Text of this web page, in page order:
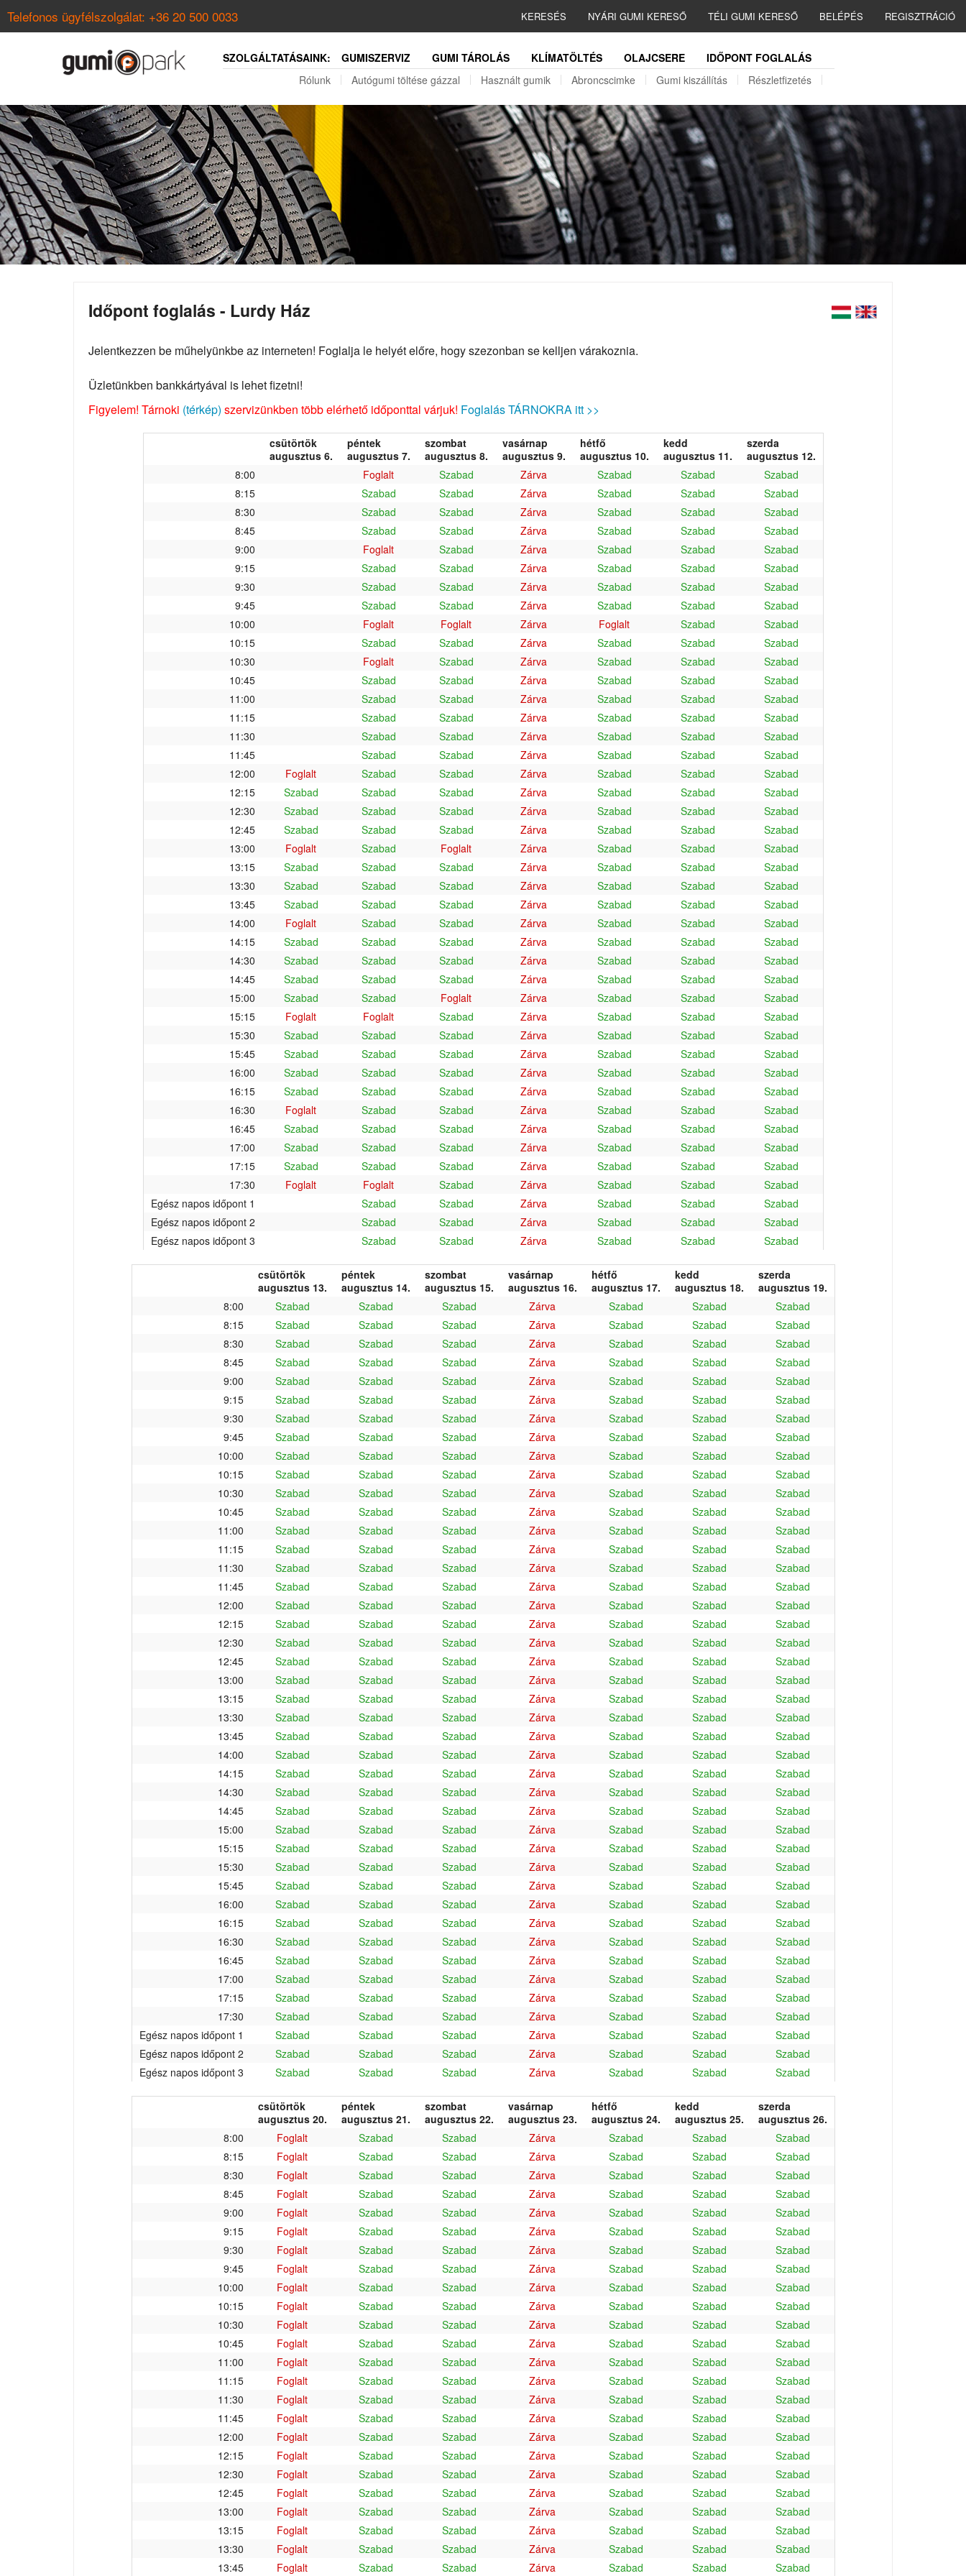
Telefonos ügyfélszolgálat: +36 20 500 0033 KERESÉS NYÁRI GUMI KERESŐ TÉLI GUMI KERESŐ BELÉPÉS REGISZTRÁCIÓ
SZOLGÁLTATÁSAINK: GUMISZERVIZ GUMI TÁROLÁS KLÍMATÖLTÉS OLAJCSERE
IDŐPONT FOGLALÁS
Rólunk
Autógumi töltése gázzal Használt gumik Abroncscimke Gumi kiszállítás Részletfizetés
Időpont foglalás - Lurdy Ház
Jelentkezzen be műhelyünkbe az interneten! Foglalja le helyét előre, hogy szezonban se kelljen várakoznia.
Üzletünkben bankkártyával is lehet fizetni!
Figyelem! Tárnoki (térkép) szervizünkben több elérhető időponttal várjuk! Foglalás TÁRNOKRA itt >>
csütörtök
augusztus 6.
péntek
augusztus 7.
szombat
augusztus 8.
vasárnap
augusztus 9.
hétfő
augusztus 10.
kedd
augusztus 11.
szerda
augusztus 12.
8:00
Foglalt Szabad Zárva Szabad Szabad
Szabad
8:15
Szabad Szabad Zárva Szabad Szabad
Szabad
8:30
Szabad Szabad Zárva Szabad Szabad
Szabad
8:45
Szabad Szabad Zárva Szabad Szabad
Szabad
9:00
Foglalt Szabad Zárva Szabad Szabad
Szabad
9:15
Szabad Szabad Zárva Szabad Szabad
Szabad
9:30
Szabad Szabad Zárva Szabad Szabad
Szabad
9:45
Szabad Szabad Zárva Szabad Szabad
Szabad
10:00
Foglalt Foglalt Zárva Foglalt Szabad
Szabad
10:15
Szabad Szabad Zárva Szabad Szabad
Szabad
10:30
Foglalt Szabad Zárva Szabad Szabad
Szabad
10:45
Szabad Szabad Zárva Szabad Szabad
Szabad
11:00
Szabad Szabad Zárva Szabad Szabad
Szabad
11:15
Szabad Szabad Zárva Szabad Szabad
Szabad
11:30
Szabad Szabad Zárva Szabad Szabad
Szabad
11:45
Szabad Szabad Zárva Szabad Szabad
Szabad
12:00
Foglalt Szabad Szabad Zárva Szabad Szabad
Szabad
12:15
Szabad Szabad Szabad Zárva Szabad Szabad
Szabad
12:30
Szabad Szabad Szabad Zárva Szabad Szabad
Szabad
12:45
Szabad Szabad Szabad Zárva Szabad Szabad
Szabad
13:00
Foglalt Szabad Foglalt Zárva Szabad Szabad
Szabad
13:15
Szabad Szabad Szabad Zárva Szabad Szabad
Szabad
13:30
Szabad Szabad Szabad Zárva Szabad Szabad
Szabad
13:45
Szabad Szabad Szabad Zárva Szabad Szabad
Szabad
14:00
Foglalt Szabad Szabad Zárva Szabad Szabad
Szabad
14:15
Szabad Szabad Szabad Zárva Szabad Szabad
Szabad
14:30
Szabad Szabad Szabad Zárva Szabad Szabad
Szabad
14:45
Szabad Szabad Szabad Zárva Szabad Szabad
Szabad
15:00
Szabad Szabad Foglalt Zárva Szabad Szabad
Szabad
15:15
Foglalt Foglalt Szabad Zárva Szabad Szabad
Szabad
15:30
Szabad Szabad Szabad Zárva Szabad Szabad
Szabad
15:45
Szabad Szabad Szabad Zárva Szabad Szabad
Szabad
16:00
Szabad Szabad Szabad Zárva Szabad Szabad
Szabad
16:15
Szabad Szabad Szabad Zárva Szabad Szabad
Szabad
16:30
Foglalt Szabad Szabad Zárva Szabad Szabad
Szabad
16:45
Szabad Szabad Szabad Zárva Szabad Szabad
Szabad
17:00
Szabad Szabad Szabad Zárva Szabad Szabad
Szabad
17:15
Szabad Szabad Szabad Zárva Szabad Szabad
Szabad
17:30
Foglalt Foglalt Szabad Zárva Szabad Szabad
Szabad
Egész napos időpont 1
Szabad Szabad Zárva Szabad Szabad
Szabad
Egész napos időpont 2
Szabad Szabad Zárva Szabad Szabad
Szabad
Egész napos időpont 3
Szabad Szabad Zárva Szabad Szabad Szabad
csütörtök
augusztus 13.
péntek
augusztus 14.
szombat
augusztus 15.
vasárnap
augusztus 16.
hétfő
augusztus 17.
kedd
augusztus 18.
szerda
augusztus 19.
8:00
Szabad Szabad Szabad Zárva Szabad Szabad
Szabad
8:15
Szabad Szabad Szabad Zárva Szabad Szabad
Szabad
8:30
Szabad Szabad Szabad Zárva Szabad Szabad
Szabad
8:45
Szabad Szabad Szabad Zárva Szabad Szabad
Szabad
9:00
Szabad Szabad Szabad Zárva Szabad Szabad
Szabad
9:15
Szabad Szabad Szabad Zárva Szabad Szabad
Szabad
9:30
Szabad Szabad Szabad Zárva Szabad Szabad
Szabad
9:45
Szabad Szabad Szabad Zárva Szabad Szabad
Szabad
10:00
Szabad Szabad Szabad Zárva Szabad Szabad
Szabad
10:15
Szabad Szabad Szabad Zárva Szabad Szabad
Szabad
10:30
Szabad Szabad Szabad Zárva Szabad Szabad
Szabad
10:45
Szabad Szabad Szabad Zárva Szabad Szabad
Szabad
11:00
Szabad Szabad Szabad Zárva Szabad Szabad
Szabad
11:15
Szabad Szabad Szabad Zárva Szabad Szabad
Szabad
11:30
Szabad Szabad Szabad Zárva Szabad Szabad
Szabad
11:45
Szabad Szabad Szabad Zárva Szabad Szabad
Szabad
12:00
Szabad Szabad Szabad Zárva Szabad Szabad
Szabad
12:15
Szabad Szabad Szabad Zárva Szabad Szabad
Szabad
12:30
Szabad Szabad Szabad Zárva Szabad Szabad
Szabad
12:45
Szabad Szabad Szabad Zárva Szabad Szabad
Szabad
13:00
Szabad Szabad Szabad Zárva Szabad Szabad
Szabad
13:15
Szabad Szabad Szabad Zárva Szabad Szabad
Szabad
13:30
Szabad Szabad Szabad Zárva Szabad Szabad
Szabad
13:45
Szabad Szabad Szabad Zárva Szabad Szabad
Szabad
14:00
Szabad Szabad Szabad Zárva Szabad Szabad
Szabad
14:15
Szabad Szabad Szabad Zárva Szabad Szabad
Szabad
14:30
Szabad Szabad Szabad Zárva Szabad Szabad
Szabad
14:45
Szabad Szabad Szabad Zárva Szabad Szabad
Szabad
15:00
Szabad Szabad Szabad Zárva Szabad Szabad
Szabad
15:15
Szabad Szabad Szabad Zárva Szabad Szabad
Szabad
15:30
Szabad Szabad Szabad Zárva Szabad Szabad
Szabad
15:45
Szabad Szabad Szabad Zárva Szabad Szabad
Szabad
16:00
Szabad Szabad Szabad Zárva Szabad Szabad
Szabad
16:15
Szabad Szabad Szabad Zárva Szabad Szabad
Szabad
16:30
Szabad Szabad Szabad Zárva Szabad Szabad
Szabad
16:45
Szabad Szabad Szabad Zárva Szabad Szabad
Szabad
17:00
Szabad Szabad Szabad Zárva Szabad Szabad
Szabad
17:15
Szabad Szabad Szabad Zárva Szabad Szabad
Szabad
17:30
Szabad Szabad Szabad Zárva Szabad Szabad
Szabad
Egész napos időpont 1
Szabad Szabad Szabad Zárva Szabad Szabad
Szabad
Egész napos időpont 2
Szabad Szabad Szabad Zárva Szabad Szabad
Szabad
Egész napos időpont 3
Szabad Szabad Szabad Zárva Szabad Szabad Szabad
csütörtök
augusztus 20.
péntek
augusztus 21.
szombat
augusztus 22.
vasárnap
augusztus 23.
hétfő
augusztus 24.
kedd
augusztus 25.
szerda
augusztus 26.
8:00
Foglalt Szabad Szabad Zárva Szabad Szabad
Szabad
8:15
Foglalt Szabad Szabad Zárva Szabad Szabad
Szabad
8:30
Foglalt Szabad Szabad Zárva Szabad Szabad
Szabad
8:45
Foglalt Szabad Szabad Zárva Szabad Szabad
Szabad
9:00
Foglalt Szabad Szabad Zárva Szabad Szabad
Szabad
9:15
Foglalt Szabad Szabad Zárva Szabad Szabad
Szabad
9:30
Foglalt Szabad Szabad Zárva Szabad Szabad
Szabad
9:45
Foglalt Szabad Szabad Zárva Szabad Szabad
Szabad
10:00
Foglalt Szabad Szabad Zárva Szabad Szabad
Szabad
10:15
Foglalt Szabad Szabad Zárva Szabad Szabad
Szabad
10:30
Foglalt Szabad Szabad Zárva Szabad Szabad
Szabad
10:45
Foglalt Szabad Szabad Zárva Szabad Szabad
Szabad
11:00
Foglalt Szabad Szabad Zárva Szabad Szabad
Szabad
11:15
Foglalt Szabad Szabad Zárva Szabad Szabad
Szabad
11:30
Foglalt Szabad Szabad Zárva Szabad Szabad
Szabad
11:45
Foglalt Szabad Szabad Zárva Szabad Szabad
Szabad
12:00
Foglalt Szabad Szabad Zárva Szabad Szabad
Szabad
12:15
Foglalt Szabad Szabad Zárva Szabad Szabad
Szabad
12:30
Foglalt Szabad Szabad Zárva Szabad Szabad
Szabad
12:45
Foglalt Szabad Szabad Zárva Szabad Szabad
Szabad
13:00
Foglalt Szabad Szabad Zárva Szabad Szabad
Szabad
13:15
Foglalt Szabad Szabad Zárva Szabad Szabad
Szabad
13:30
Foglalt Szabad Szabad Zárva Szabad Szabad
Szabad
13:45
Foglalt Szabad Szabad Zárva Szabad Szabad Szabad